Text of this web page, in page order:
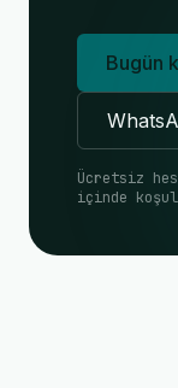
Bugün
Ücretsiz
içinde